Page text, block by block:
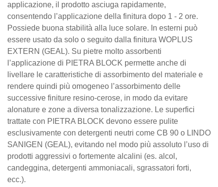
applicazione, il prodotto asciuga rapidamente,
consentendo l’applicazione della finitura dopo 1 - 2 ore.
Possiede buona stabilità alla luce solare. In esterni può
essere usato da solo o seguito dalla finitura WOPLUS
EXTERN (GEAL). Su pietre molto assorbenti
l’applicazione di PIETRA BLOCK permette anche di
livellare le caratteristiche di assorbimento del materiale e
rendere quindi più omogeneo l’assorbimento delle
successive finiture resino-cerose, in modo da evitare
alonature e zone a diversa tonalizzazione. Le superfici
trattate con PIETRA BLOCK devono essere pulite
esclusivamente con detergenti neutri come CB 90 o LINDO
SANIGEN (GEAL), evitando nel modo più assoluto l’uso di
prodotti aggressivi o fortemente alcalini (es. alcol,
candeggina, detergenti ammoniacali, sgrassatori forti,
ecc.).